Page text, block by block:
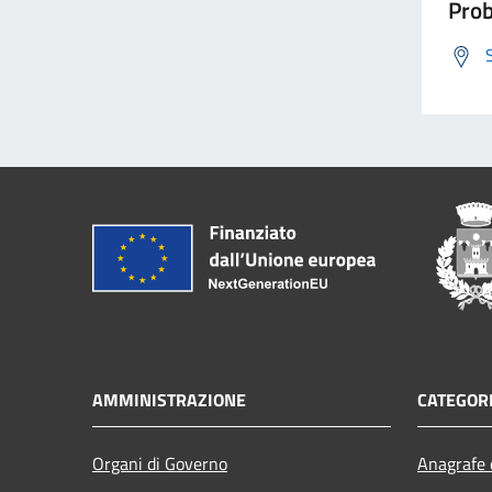
AMMINISTRAZIONE
Organi di Governo